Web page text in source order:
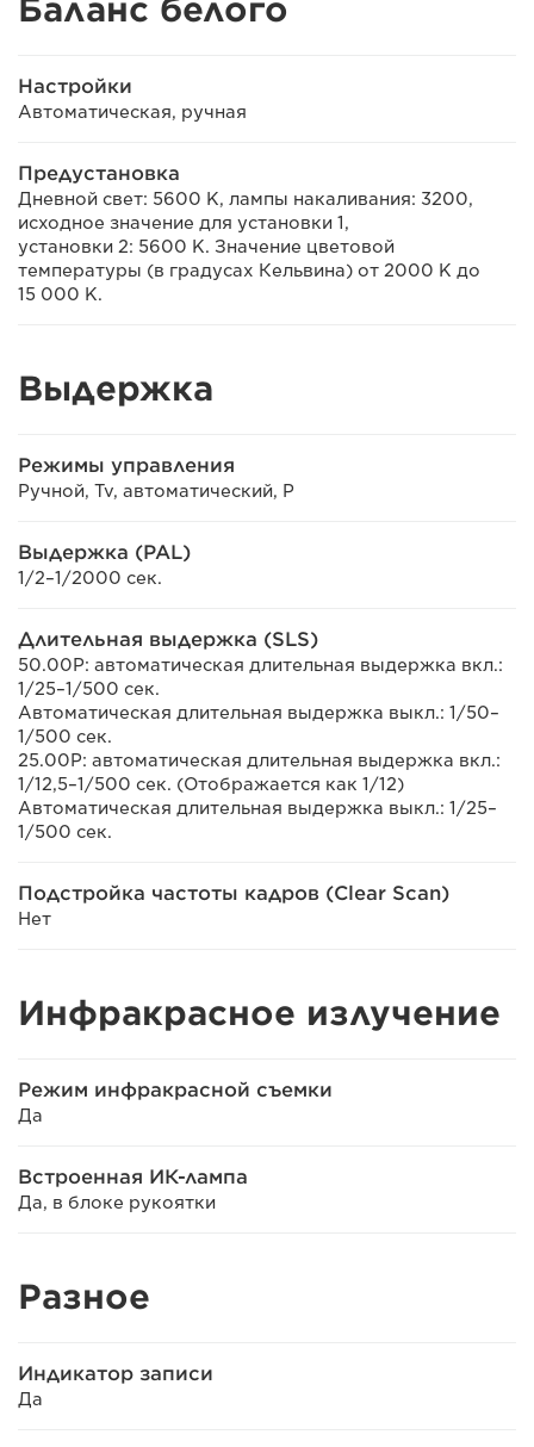
Баланс белого
Настройки
Автоматическая, ручная
Предустановка
Дневной свет: 5600 K, лампы накаливания: 3200,
исходное значение для установки 1,
установки 2: 5600 K. Значение цветовой
температуры (в градусах Кельвина) от 2000 K до
15 000 K.
Выдержка
Режимы управления
Ручной, Tv, автоматический, P
Выдержка (PAL)
1/2–1/2000 сек.
Длительная выдержка (SLS)
50.00P: автоматическая длительная выдержка вкл.:
1/25–1/500 сек.
Автоматическая длительная выдержка выкл.: 1/50–
1/500 сек.
25.00P: автоматическая длительная выдержка вкл.:
1/12,5–1/500 сек. (Отображается как 1/12)
Автоматическая длительная выдержка выкл.: 1/25–
1/500 сек.
Подстройка частоты кадров (Clear Scan)
Нет
Инфракрасное излучение
Режим инфракрасной съемки
Да
Встроенная ИК-лампа
Да, в блоке рукоятки
Разное
Индикатор записи
Да